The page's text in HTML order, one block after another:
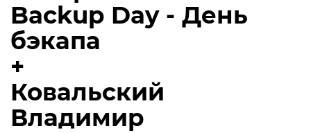
Backup Day - День
бэкапа
+
Ковальский
Владимир